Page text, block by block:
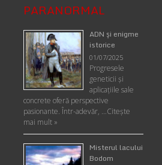
PARANORMAL
ADN şi enigme
istorice
01/07/2025
Progresele
geneticii şi
aplicaţiile sale
concrete oferă perspective
pasionante. Într-adevăr, …Citește
mai mult »
Misterul lacului
Bodom